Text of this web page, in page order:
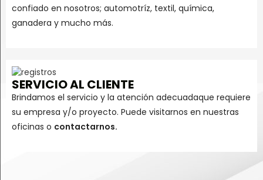
confiado en nosotros; automotríz, textil, química,
ganadera y mucho más.
SERVICIO AL CLIENTE
Brindamos el servicio y la atención adecuadaque requiere
su empresa y/o proyecto. Puede visitarnos en nuestras
oficinas o contactarnos.